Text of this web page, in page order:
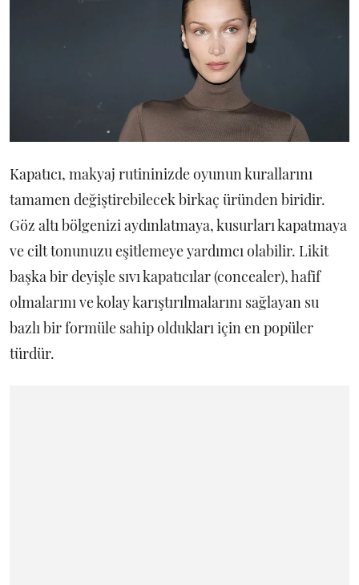
Kapatıcı, makyaj rutininizde oyunun kurallarını
tamamen değiştirebilecek birkaç üründen biridir.
Göz altı bölgenizi aydınlatmaya, kusurları kapatmaya
ve cilt tonunuzu eşitlemeye yardımcı olabilir. Likit
başka bir deyişle sıvı kapatıcılar (concealer), hafif
olmalarını ve kolay karıştırılmalarını sağlayan su
bazlı bir formüle sahip oldukları için en popüler
türdür.